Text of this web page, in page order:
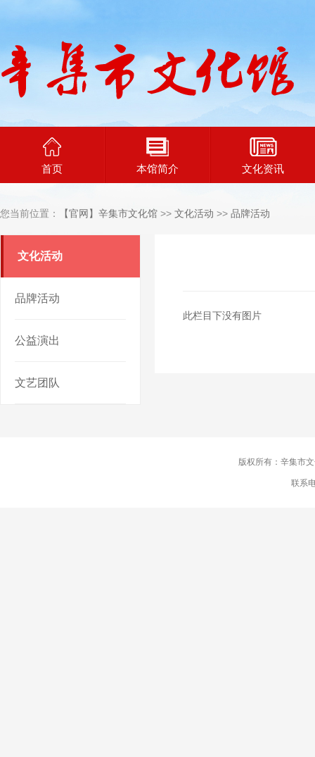
首页 本馆简介 文化资讯
您当前位置： 【官网】辛集市文化馆 >> 文化活动 >> 品牌活动
文化活动
品牌活动
公益演出
文艺团队
此栏目下没有图片
版权所有：辛集市
联系